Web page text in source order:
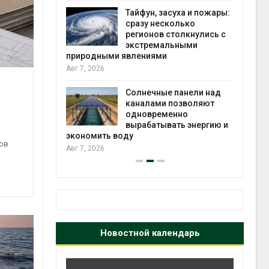
и пожары:
с
экообменники для сбора
вторсырья
Авг 6, 2026
Учёные предложили
ветра
Авг 6, 2026
Новостной календарь